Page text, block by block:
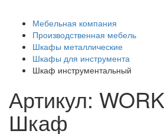
Мебельная компания
Производственная мебель
Шкафы металлические
Шкафы для инструмента
Шкаф инструментальный
Артикул:
Шкаф